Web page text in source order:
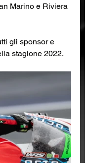
Marino e Riviera
gli sponsor e
stagione 2022.